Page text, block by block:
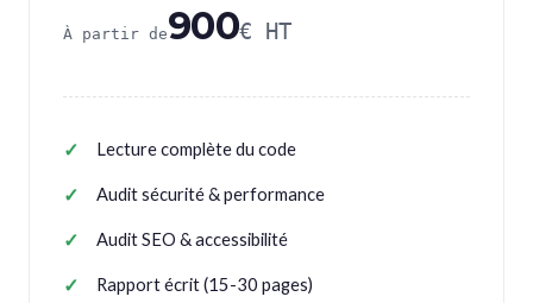
À partir de900€ HT
Lecture complète du code
Audit sécurité & performance
Audit SEO & accessibilité
Rapport écrit (15-30 pages)